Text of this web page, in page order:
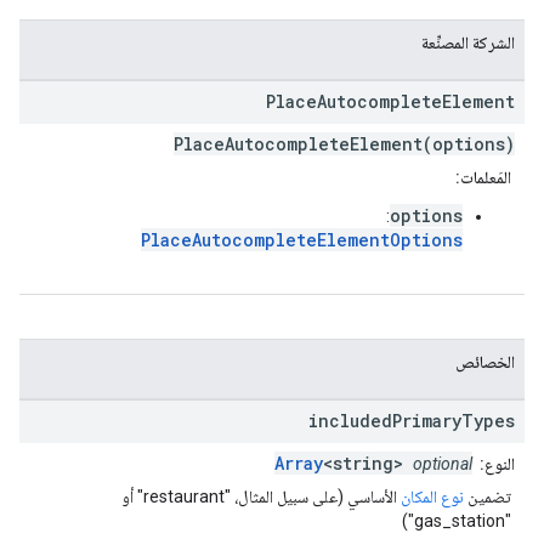
الشركة المصنِّعة
PlaceAutocompleteElement
PlaceAutocompleteElement(options)
المَعلمات:
options
:
PlaceAutocompleteElementOptions
الخصائص
includedPrimaryTypes
النوع: Array<string> optional
تضمين نوع المكان
الأساسي (على سبيل المثال، "restaurant" أو
"gas_station")